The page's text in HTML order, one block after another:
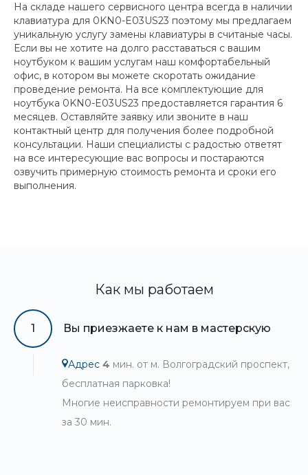
На складе нашего сервисного центра всегда в наличии
клавиатура для 0KN0-E03US23 поэтому мы предлагаем
уникальную услугу замены клавиатуры в считаные часы.
Если вы не хотите на долго расставаться с вашим
ноутбуком к вашим услугам наш комфортабельный
офис, в котором вы можете скоротать ожидание
проведение ремонта. На все комплектующие для
ноутбука 0KN0-E03US23 предоставляется гарантия 6
месяцев. Оставляйте заявку или звоните в наш
контактный центр для получения более подробной
консультации. Наши специалисты с радостью ответят
на все интересующие вас вопросы и постараются
озвучить примерную стоимость ремонта и сроки его
выполнения.
Как мы работаем
1 Вы приезжаете к нам в мастерскую
Адрес 4 мин. от м. Волгоградский проспект,
бесплатная парковка!
Многие неисправности ремонтируем при вас
за 30 мин.